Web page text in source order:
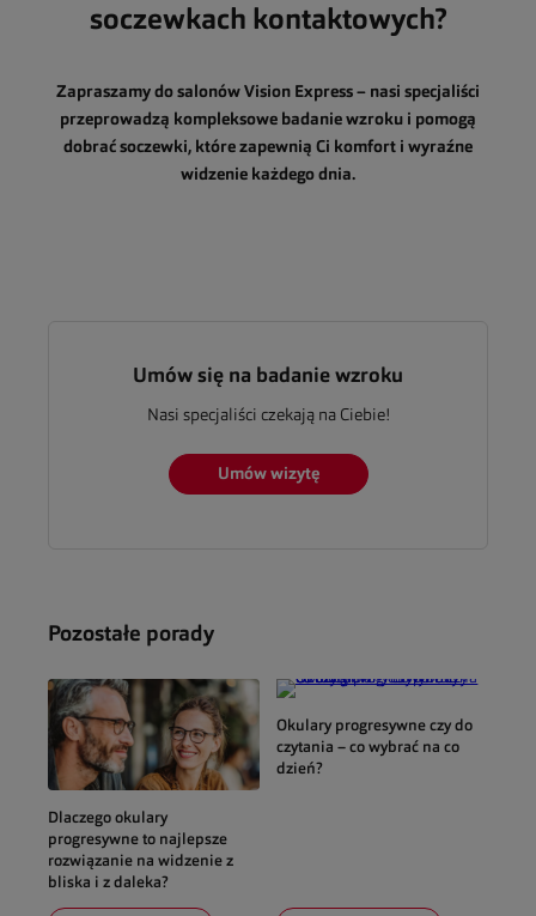
soczewkach kontaktowych?
Zapraszamy do salonów Vision Express – nasi specjaliści
przeprowadzą kompleksowe badanie wzroku i pomogą
dobrać soczewki, które zapewnią Ci komfort i wyraźne
widzenie każdego dnia.
Umów się na badanie wzroku
Nasi specjaliści czekają na Ciebie!
Umów wizytę
Pozostałe porady
Dlaczego okulary
progresywne to najlepsze
rozwiązanie na widzenie z
bliska i z daleka?
Okulary progresywne czy do
czytania – co wybrać na co
dzień?